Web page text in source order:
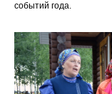
событий года.